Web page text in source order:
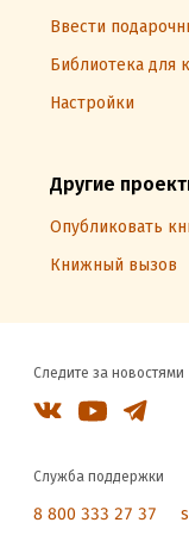
Ввести
Библиотека для
Настройки
Другие
Опубликовать
Книжный вызов
Следите за новостями
Служба поддержки
8 800 333 27 37